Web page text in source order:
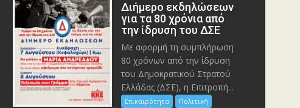
Διήμερο εκδηλώσεων
για τα 80 χρόνια από
την ίδρυση του ΔΣΕ
Με αφορμή τη συμπλήρωση
80 χρόνων από την ίδρυση
του Δημοκρατικού Στρατού
Ελλάδας (ΔΣΕ), η Επιτροπή...
Επικαιρότητα Πολιτική